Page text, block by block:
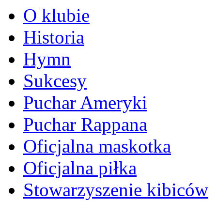
O klubie
Historia
Hymn
Sukcesy
Puchar Ameryki
Puchar Rappana
Oficjalna maskotka
Oficjalna piłka
Stowarzyszenie kibiców